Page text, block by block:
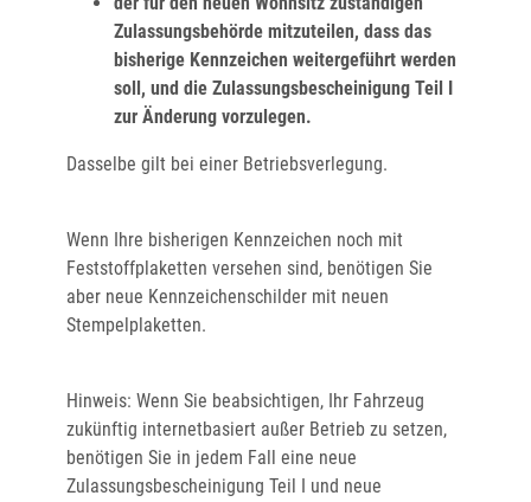
Zulassungsbehörde mitzuteilen, dass das
bisherige Kennzeichen weitergeführt werden
soll, und die Zulassungsbescheinigung Teil I
zur Änderung vorzulegen.
Dasselbe gilt bei einer Betriebsverlegung.
Wenn Ihre bisherigen Kennzeichen noch mit
Feststoffplaketten versehen sind, benötigen Sie
aber neue Kennzeichenschilder mit neuen
Stempelplaketten.
Hinweis: Wenn Sie beabsichtigen, Ihr Fahrzeug
zukünftig internetbasiert außer Betrieb zu setzen,
benötigen Sie in jedem Fall eine neue
Zulassungsbescheinigung Teil I und neue